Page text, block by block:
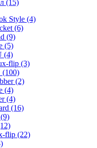
(15)
Style (4)
(6)
(9)
(5)
(4)
flip (3)
(100)
(2)
(4)
(4)
(16)
flip (22)